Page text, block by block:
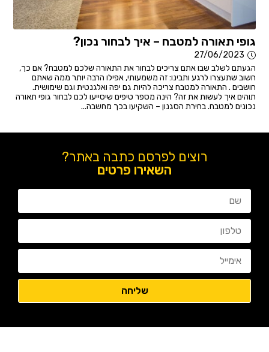
גופי תאורה למטבח – איך לבחור נכון?
27/06/2023
הגעתם לשלב שבו אתם צריכים לבחור את התאורה שלכם למטבח? אם כך,
חשוב שתעצרו לרגע ותבינו: זה משמעותי, אפילו הרבה יותר ממה שאתם
חושבים . התאורה למטבח צריכה להיות גם יפה ואלגנטית וגם שימושית.
תוהים איך לעשות את זה? הינה מספר טיפים שיסייעו לכם לבחור גופי תאורה
נכונים למטבח. בחירת הסגנון – השקיעו בכך מחשבה...
רוצים לפרסם כתבה באתר?
השאירו פרטים